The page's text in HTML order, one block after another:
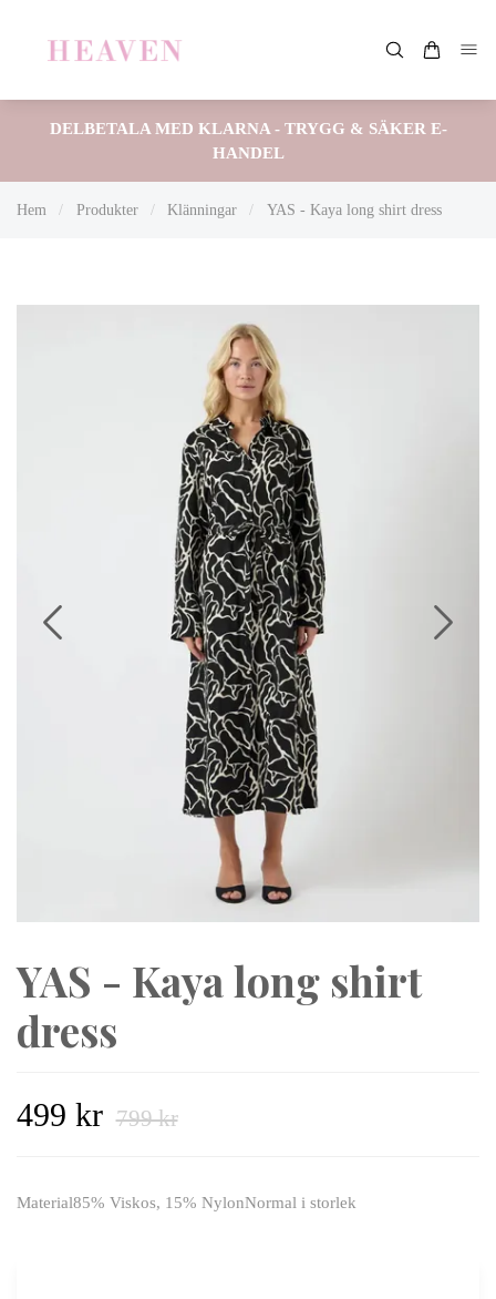
DELBETALA MED KLARNA - TRYGG & SÄKER E-
HANDEL
Hem / Produkter / Klänningar / YAS - Kaya long shirt dress
YAS - Kaya long shirt
dress
499 kr 799 kr
Material85% Viskos, 15% NylonNormal i storlek